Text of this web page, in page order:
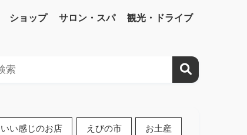
ショップ サロン・スパ 観光・ドライブ
いい感じのお店 えびの市 お土産